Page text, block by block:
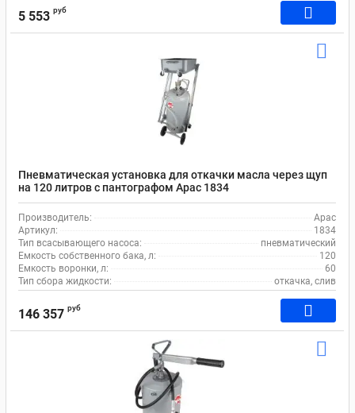
5 553 руб
Пневматическая установка для откачки масла через щуп
на 120 литров с пантографом Apac 1834
Производитель:
Apac
Артикул:
1834
Тип всасывающего насоса:
пневматический
Емкость собственного бака, л:
120
Емкость воронки, л:
60
Тип сбора жидкости:
откачка, слив
146 357 руб